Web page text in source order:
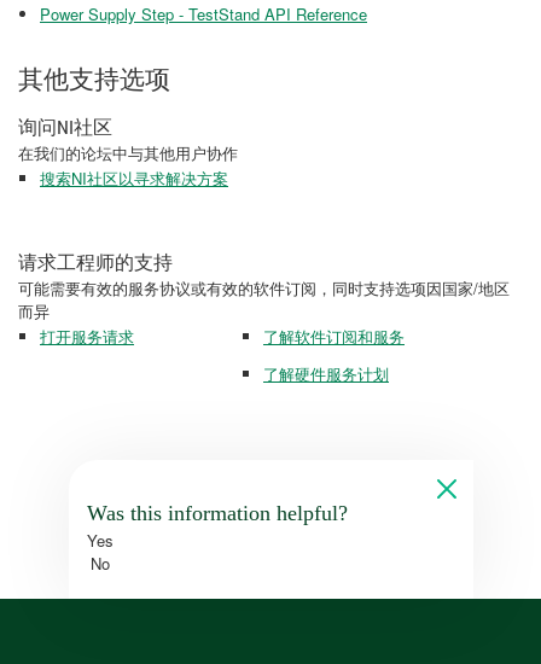
Power Supply Step - TestStand API Reference
其他支持选项
询问NI社区
在我们的论坛中与其他用户协作
搜索NI社区以寻求解决方案
请求工程师的支持
可能需要有效的服务协议或有效的软件订阅，同时支持选项因国家/地区
而异
打开服务请求
了解软件订阅和服务
了解硬件服务计划
Was this information helpful?
Yes
No